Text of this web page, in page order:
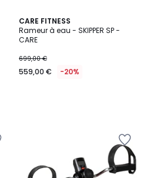
CARE FITNESS
Rameur à eau - SKIPPER SP -
CARE
699,00 €
559,00 € -20%